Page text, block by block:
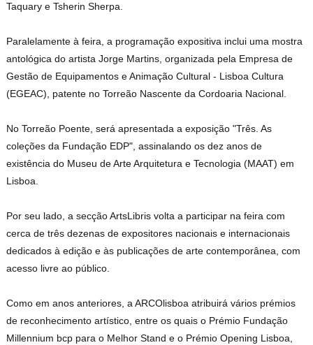
Taquary e Tsherin Sherpa.
Paralelamente à feira, a programação expositiva inclui uma mostra
antológica do artista Jorge Martins, organizada pela Empresa de
Gestão de Equipamentos e Animação Cultural - Lisboa Cultura
(EGEAC), patente no Torreão Nascente da Cordoaria Nacional.
No Torreão Poente, será apresentada a exposição "Três. As
coleções da Fundação EDP", assinalando os dez anos de
existência do Museu de Arte Arquitetura e Tecnologia (MAAT) em
Lisboa.
Por seu lado, a secção ArtsLibris volta a participar na feira com
cerca de três dezenas de expositores nacionais e internacionais
dedicados à edição e às publicações de arte contemporânea, com
acesso livre ao público.
Como em anos anteriores, a ARCOlisboa atribuirá vários prémios
de reconhecimento artístico, entre os quais o Prémio Fundação
Millennium bcp para o Melhor Stand e o Prémio Opening Lisboa,